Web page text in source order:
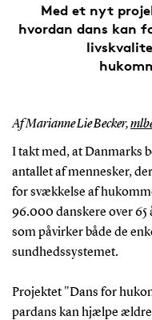
Med et nyt
hvordan dans kan
Af Marianne Lie Becker,
I takt med, at Danmarks
antallet af mennesker,
for svækkelse af
96.000 danskere over
som påvirker både de
sundhedssystemet.
Projektet "Dans for
pardans kan hjælpe